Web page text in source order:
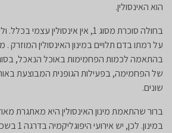
הוא האינסולין.
בחולה סוכרת מסוג 1, אין אינסולין
על רמתו בדם תלויים במינון האינסולין המוזרק .
בהתאמה לכמות הפחמימות באוכל הנאכל, בסוג
של הפחמימה, בפעילות הגופנית המבוצעת
שונים.
ברור שהתאמת מינון האינסולין היא מאתגרת
במינון.